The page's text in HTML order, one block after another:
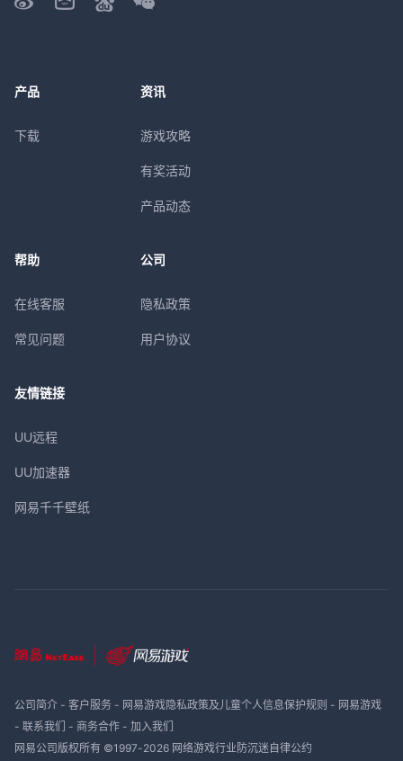
产品
下载
资讯
游戏攻略
有奖活动
产品动态
帮助
在线客服
常见问题
公司
隐私政策
用户协议
友情链接
UU远程
UU加速器
网易千千壁纸
公司简介- 客户服务- 网易游戏隐私政策及儿童个人信息保护规则 - 网易游戏
- 联系我们 - 商务合作- 加入我们
网易公司版权所有 ©1997-2026 网络游戏行业防沉迷自律公约